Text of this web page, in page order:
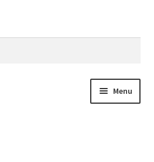
Menu